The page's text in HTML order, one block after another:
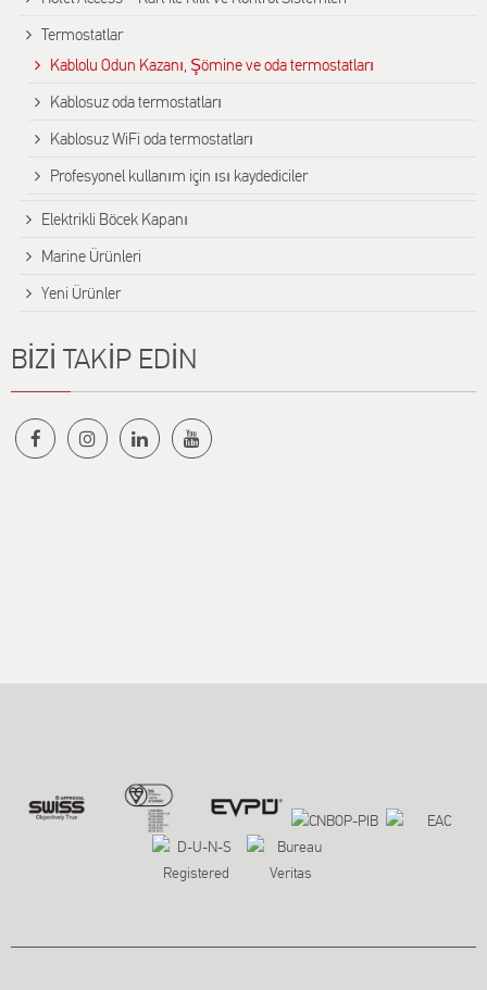
Termostatlar
Kablolu Odun Kazanı, Şömine ve oda termostatları
Kablosuz oda termostatları
Kablosuz WiFi oda termostatları
Profesyonel kullanım için ısı kaydediciler
Elektrikli Böcek Kapanı
Marine Ürünleri
Yeni Ürünler
BİZİ TAKİP EDİN